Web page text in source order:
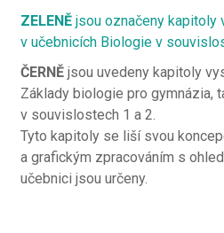
ZELENĚ jsou označeny kapitoly
v učebnicích Biologie v
ČERNĚ jsou uvedeny kapitoly
Základy biologie pro gymnázia,
v souvislostech 1 a 2.
Tyto kapitoly se liší svou
a grafickým zpracováním s
učebnici jsou určeny.